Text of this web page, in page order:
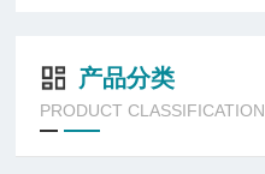
产品分类
PRODUCT CLASSIFICATION